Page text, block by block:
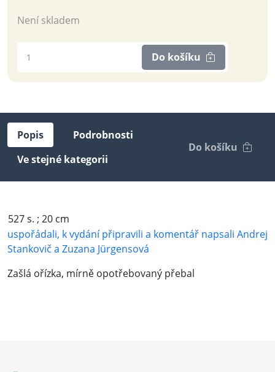
Není skladem
Do košíku
Popis
Podrobnosti
Ve stejné kategorii
Do košíku
527 s. ; 20 cm
uspořádali, k vydání připravili a komentář napsali Andrej
Stankovič a Zuzana Jürgensová
Zašlá ořízka, mírně opotřebovaný přebal